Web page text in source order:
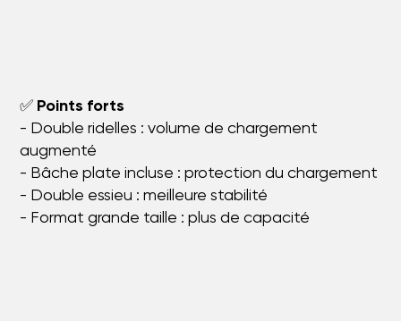
✅ Points forts
- Double ridelles : volume de chargement
augmenté
- Bâche plate incluse : protection du chargement
- Double essieu : meilleure stabilité
- Format grande taille : plus de capacité